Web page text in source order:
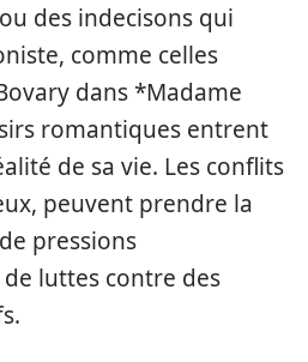
des indecisons qui
comme celles
dans *Madame
romantiques entrent
de sa vie. Les conflits
peuvent prendre la
pressions
luttes contre des